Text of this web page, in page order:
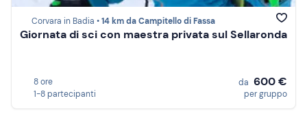
Corvara in Badia •14 km da Campitello di Fassa
Giornata di sci con maestra privata sul Sellaronda
8 ore
1-8 partecipanti
da 600 €
per gruppo